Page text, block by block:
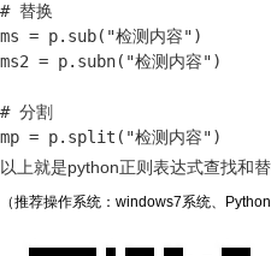
# 替换
ms = p.sub("检测内容")
ms2 = p.subn("检测内容")
# 分割
mp = p.split("检测内容")
以上就是python正则表达式查找和
（推荐操作系统：windows7系统、